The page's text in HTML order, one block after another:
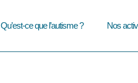
Qu’est-ce que l’autisme ? Nos